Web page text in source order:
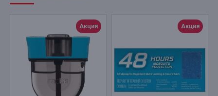
Акция Акция